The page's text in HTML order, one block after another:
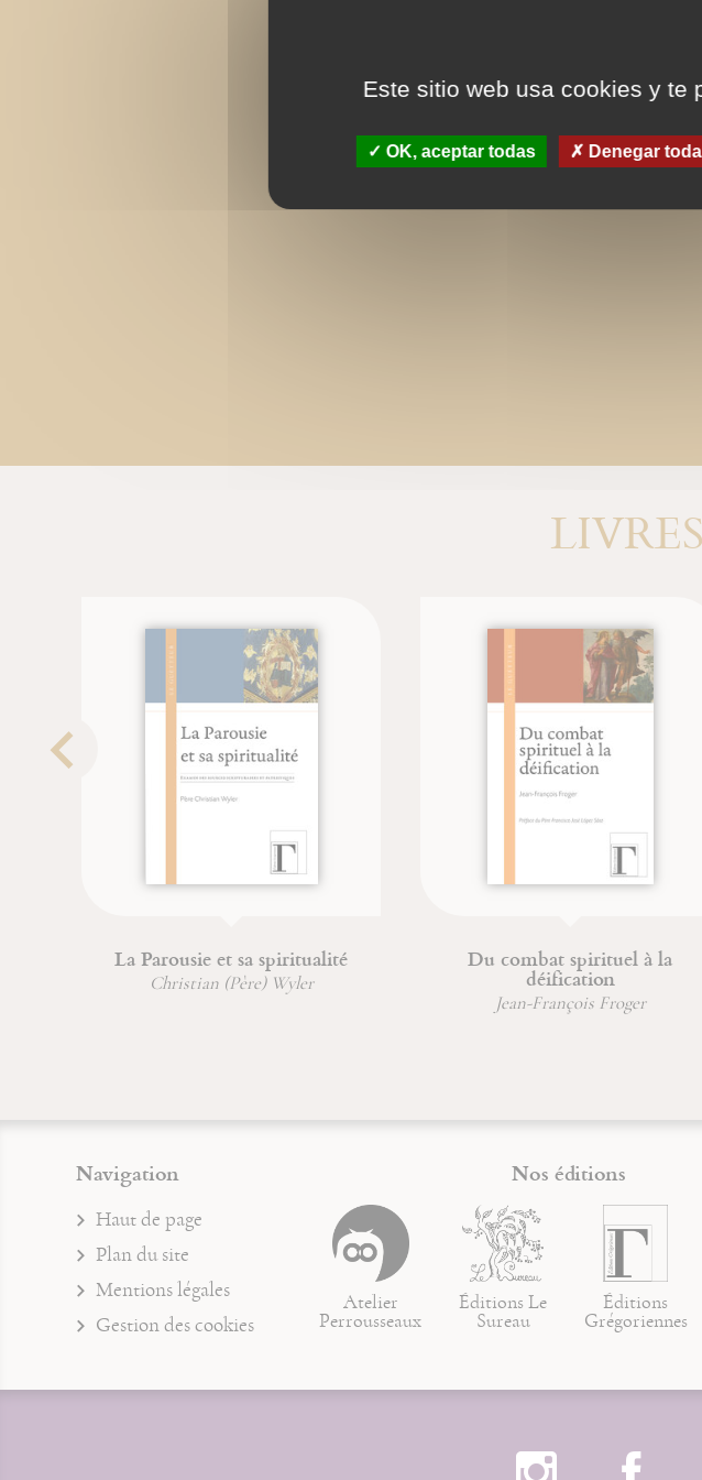
La Parousie et sa spiritualité
Christian (Père) Wyler
Du combat spirituel à la
déification
Jean-François Froger
Navigation
Haut de page
Plan du site
Mentions légales
Gestion des cookies
Nos éditions
Atelier
Perrousseaux
Éditions Le
Sureau
Éditions
Grégoriennes
Este sitio web usa cookies y te
OK, aceptar todas Denegar